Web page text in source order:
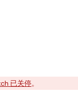
已关停。